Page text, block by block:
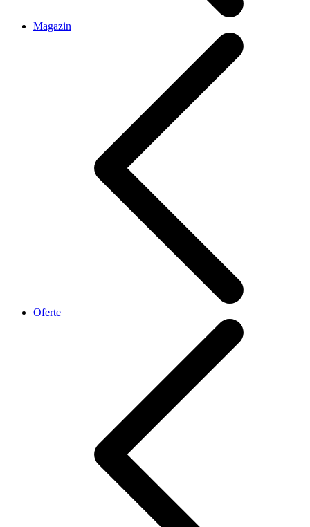
Magazin
Oferte